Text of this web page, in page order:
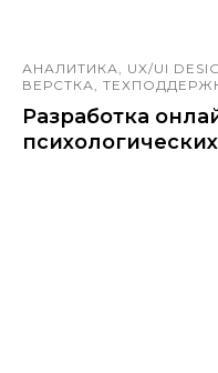
АНАЛИТИКА, UX/UI
ВЕРСТКА,
Разработка